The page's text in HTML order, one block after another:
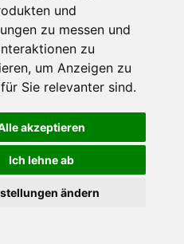
und
zu messen und
zu
, um Anzeigen zu
Sie relevanter sind.
akzeptieren
Ich lehne ab
ändern
Rekrutierungsplattform